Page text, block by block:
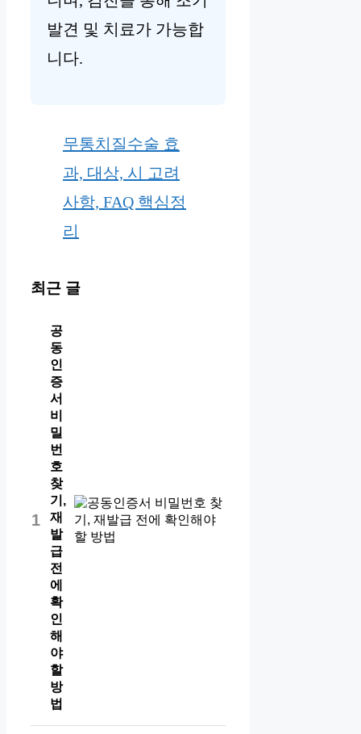
발견 및 치료가 가능합
니다.
무통치질수술 효
과, 대상, 시 고려
사항, FAQ 핵심정
리
최근 글
1
공
동
인
증
서
비
밀
번
호
찾
기,
재
발
급
전
에
확
인
해
야
할
방
법